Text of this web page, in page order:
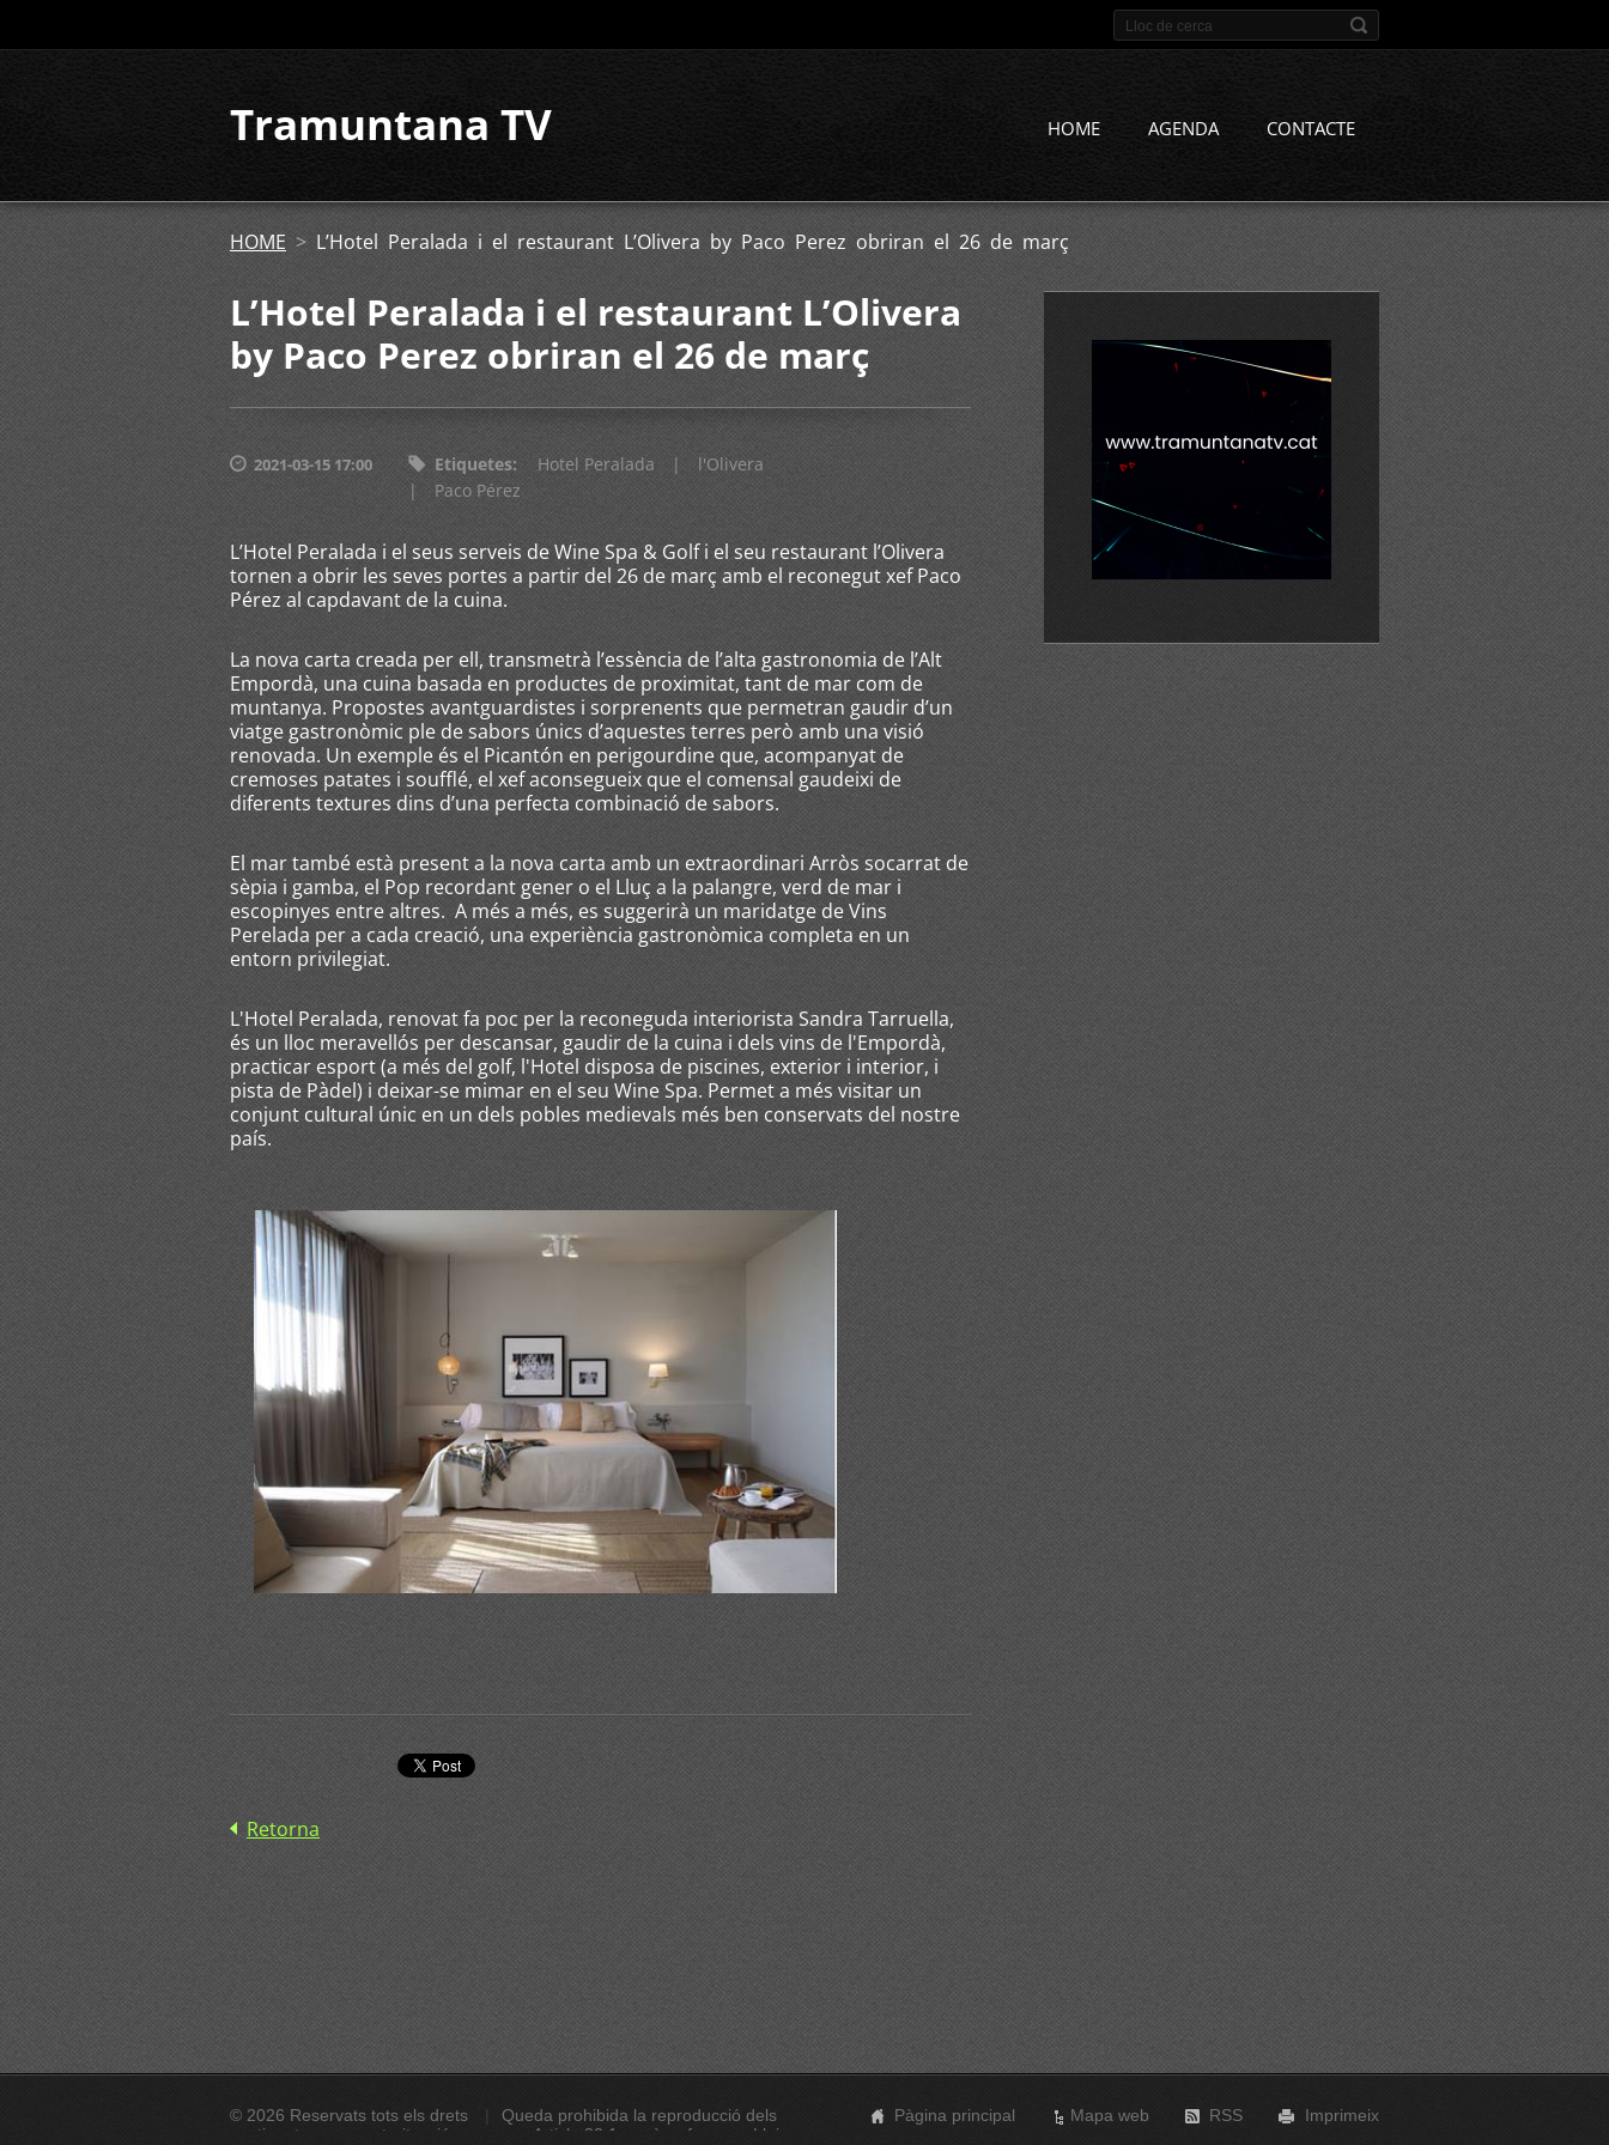
Tramuntana TV HOME AGENDA CONTACTE
HOME > L’Hotel Peralada i el restaurant L’Olivera by Paco Perez obriran el 26 de març
L’Hotel Peralada i el restaurant L’Olivera
by Paco Perez obriran el 26 de març
2021-03-15 17:00 Etiquetes: Hotel Peralada |
l'Olivera
|
Paco Pérez
L’Hotel Peralada i el seus serveis de Wine Spa & Golf i el seu restaurant l’Olivera
tornen a obrir les seves portes a partir del 26 de març amb el reconegut xef Paco
Pérez al capdavant de la cuina.
La nova carta creada per ell, transmetrà l’essència de l’alta gastronomia de l’Alt
Empordà, una cuina basada en productes de proximitat, tant de mar com de
muntanya. Propostes avantguardistes i sorprenents que permetran gaudir d’un
viatge gastronòmic ple de sabors únics d’aquestes terres però amb una visió
renovada. Un exemple és el Picantón en perigourdine que, acompanyat de
cremoses patates i soufflé, el xef aconsegueix que el comensal gaudeixi de
diferents textures dins d’una perfecta combinació de sabors.
El mar també està present a la nova carta amb un extraordinari Arròs socarrat de
sèpia i gamba, el Pop recordant gener o el Lluç a la palangre, verd de mar i
escopinyes entre altres. A més a més, es suggerirà un maridatge de Vins
Perelada per a cada creació, una experiència gastronòmica completa en un
entorn privilegiat.
L'Hotel Peralada, renovat fa poc per la reconeguda interiorista Sandra Tarruella,
és un lloc meravellós per descansar, gaudir de la cuina i dels vins de l'Empordà,
practicar esport (a més del golf, l'Hotel disposa de piscines, exterior i interior, i
pista de Pàdel) i deixar-se mimar en el seu Wine Spa. Permet a més visitar un
conjunt cultural únic en un dels pobles medievals més ben conservats del nostre
país.
Retorna
© 2026 Reservats tots els drets
Queda prohibida la reproducció dels
continguts sense autorització expressa. Article 32.1, paràgraf segon, Llei
Pàgina principal Mapa web RSS Imprimeix